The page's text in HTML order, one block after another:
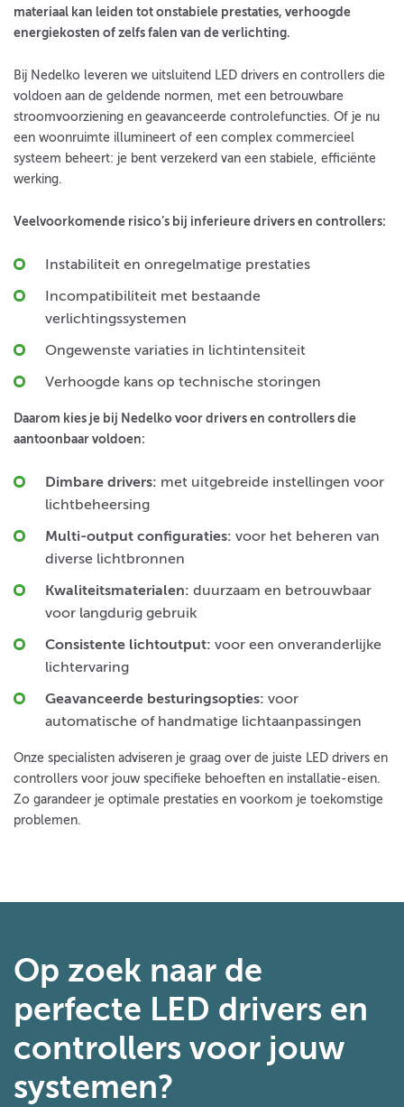
materiaal kan leiden tot onstabiele prestaties, verhoogde
energiekosten of zelfs falen van de verlichting.
Bij Nedelko leveren we uitsluitend LED drivers en controllers die
voldoen aan de geldende normen, met een betrouwbare
stroomvoorziening en geavanceerde controlefuncties. Of je nu
een woonruimte illumineert of een complex commercieel
systeem beheert: je bent verzekerd van een stabiele, efficiënte
werking.
Veelvoorkomende risico’s bij inferieure drivers en controllers:
Instabiliteit en onregelmatige prestaties
Incompatibiliteit met bestaande
verlichtingssystemen
Ongewenste variaties in lichtintensiteit
Verhoogde kans op technische storingen
Daarom kies je bij Nedelko voor drivers en controllers die
aantoonbaar voldoen:
Dimbare drivers: met uitgebreide instellingen voor
lichtbeheersing
Multi-output configuraties: voor het beheren van
diverse lichtbronnen
Kwaliteitsmaterialen: duurzaam en betrouwbaar
voor langdurig gebruik
Consistente lichtoutput: voor een onveranderlijke
lichtervaring
Geavanceerde besturingsopties: voor
automatische of handmatige lichtaanpassingen
Onze specialisten adviseren je graag over de juiste LED drivers en
controllers voor jouw specifieke behoeften en installatie-eisen.
Zo garandeer je optimale prestaties en voorkom je toekomstige
problemen.
Op zoek naar de
perfecte LED drivers en
controllers voor jouw
systemen?